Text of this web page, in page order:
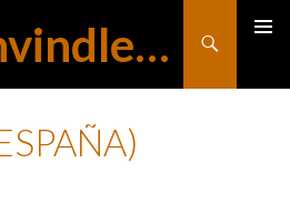
Julián Schvindlerman